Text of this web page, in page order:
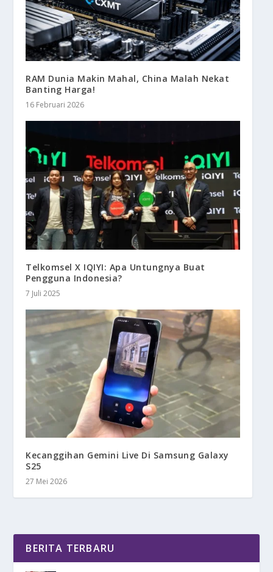
RAM Dunia Makin Mahal, China Malah Nekat
Banting Harga!
16 Februari 2026
Telkomsel X IQIYI: Apa Untungnya Buat
Pengguna Indonesia?
7 Juli 2025
Kecanggihan Gemini Live Di Samsung Galaxy
S25
27 Mei 2026
BERITA TERBARU